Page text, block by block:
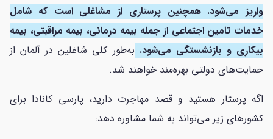
واریز می‌شود. همچنین پرستاری از مشاغلی است که شامل
خدمات تامین اجتماعی از جمله بیمه درمانی، بیمه مراقبتی، بیمه
بیکاری و بازنشستگی می‌شود. به‌طور کلی شاغلین در آلمان از
حمایت‌های دولتی بهره‌مند خواهند شد.
اگه پرستار هستید و قصد مهاجرت دارید، پارسی کانادا برای
کشورهای زیر می‌تواند به شما مشاوره دهد: